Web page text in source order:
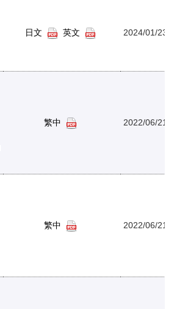
日文 英文 2024/01/23
繁中 2022/06/21
繁中 2022/06/21